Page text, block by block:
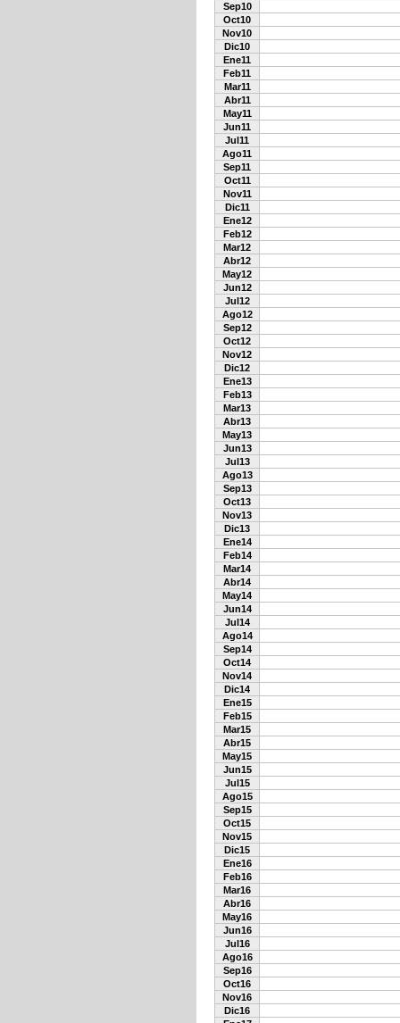
Sep10
Oct10
Nov10
Dic10
Ene11
Feb11
Mar11
Abr11
May11
Jun11
Jul11
Ago11
Sep11
Oct11
Nov11
Dic11
Ene12
Feb12
Mar12
Abr12
May12
Jun12
Jul12
Ago12
Sep12
Oct12
Nov12
Dic12
Ene13
Feb13
Mar13
Abr13
May13
Jun13
Jul13
Ago13
Sep13
Oct13
Nov13
Dic13
Ene14
Feb14
Mar14
Abr14
May14
Jun14
Jul14
Ago14
Sep14
Oct14
Nov14
Dic14
Ene15
Feb15
Mar15
Abr15
May15
Jun15
Jul15
Ago15
Sep15
Oct15
Nov15
Dic15
Ene16
Feb16
Mar16
Abr16
May16
Jun16
Jul16
Ago16
Sep16
Oct16
Nov16
Dic16